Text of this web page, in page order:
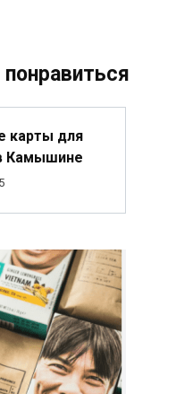
карты для
Камышине